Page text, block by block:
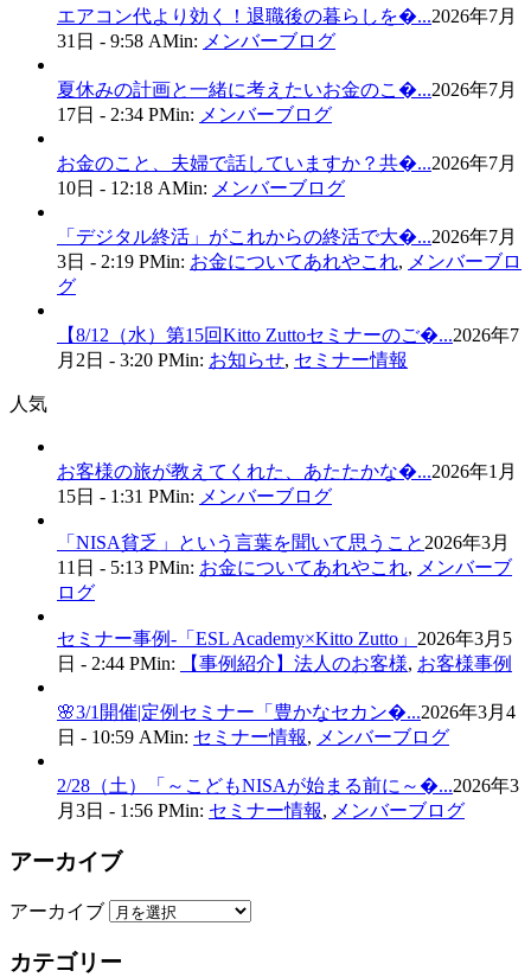
エアコン代より効く！退職後の暮らしを�...2026年7月
31日 - 9:58 AMin: メンバーブログ
夏休みの計画と一緒に考えたいお金のこ�...2026年7月
17日 - 2:34 PMin: メンバーブログ
お金のこと、夫婦で話していますか？共�...2026年7月
10日 - 12:18 AMin: メンバーブログ
「デジタル終活」がこれからの終活で大�...2026年7月
3日 - 2:19 PMin: お金についてあれやこれ, メンバーブロ
グ
【8/12（水）第15回Kitto Zuttoセミナーのご�...2026年7
月2日 - 3:20 PMin: お知らせ, セミナー情報
人気
お客様の旅が教えてくれた、あたたかな�...2026年1月
15日 - 1:31 PMin: メンバーブログ
「NISA貧乏」という言葉を聞いて思うこと2026年3月
11日 - 5:13 PMin: お金についてあれやこれ, メンバーブ
ログ
セミナー事例-「ESL Academy×Kitto Zutto」 2026年3月5
日 - 2:44 PMin: 【事例紹介】法人のお客様, お客様事例
🌸3/1開催|定例セミナー「豊かなセカン�...2026年3月4
日 - 10:59 AMin: セミナー情報, メンバーブログ
2/28（土）「～こどもNISAが始まる前に～�...2026年3
月3日 - 1:56 PMin: セミナー情報, メンバーブログ
アーカイブ
アーカイブ
カテゴリー